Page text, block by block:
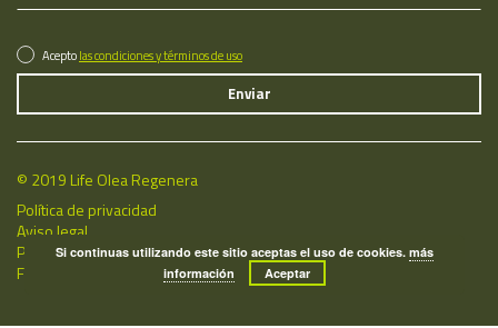
Aceptolas condiciones y términos de uso
© 2019 Life Olea Regenera
Política de privacidad
Aviso legal
Política de cookies
Fecha de última actualización: 07/08/2026
Si continuas utilizando este sitio aceptas el uso de cookies.más
información
Aceptar